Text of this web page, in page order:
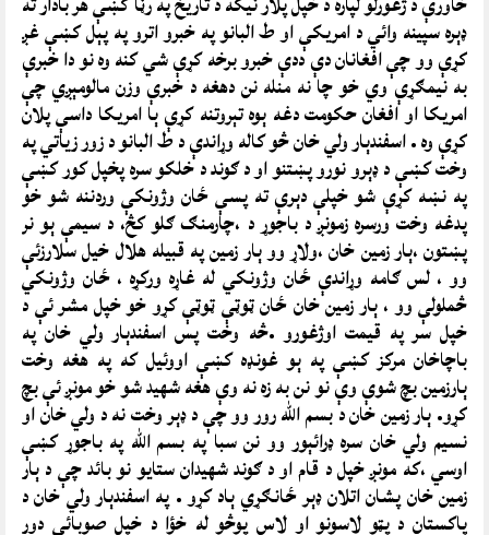
ډېره سپينه وائي د امريکې او ط البانو په خبرو اترو په پېل کښې غږ
کړې وو چې افغانان دې ددې خبرو برخه کړې شي کنه وه نو دا خبرې
به نيمګړې وي خو چا نه منله نن دهغه د خبرې وزن مالومېږي چې
امريکا او افغان حکومت دغه ېوه تېروتنه کړې ېا امريکا داسې پلان
کړې وه . اسفندېار ولي خان څو کاله وړاندې د ط البانو د زور زياتي په
وخت کښې د ډېرو نورو پښتنو او د ګوند د خلکو سره پخپل کور کښې
په نښه کړې شو خپلې دېرې ته پسې ځان وژونکې وردننه شو خو
پدغه وخت ورسره زمونږ د باجوړ د ،چارمنګ ګلو کڅ، د سيمې ېو نر
پښتون ،ېار زمين خان ،ولاړ وو ېار زمين په قبيله هلال خیل سلارزئې
وو ، لس ګامه وړاندې ځان وژونکي له غاړه ورکړه ، ځان وژونکي
څملولې وو ، ېار زمين خان ځان ټوټې ټوټې کړو خو خپل مشر ئې د
خپل سر په قيمت اوژغورو .څه وخت پس اسفندېار ولي خان په
باچاخان مرکز کښې په ېو غونډه کښې اووئيل که په هغه وخت
ېارزمين بچ شوې وې نو نن به زه نه وې هغه شهيد شو خو مونږ ئې بچ
کړو. ېار زمين خان د بسم الله رور وو چې د ډېر وخت نه د ولي خان او
نسيم ولي خان سره ډرائېور وو نن سبا په بسم الله په باجوړ کښې
اوسي ،که مونږ خپل د قام او د ګوند شهيدان ستايو نو بائد چې د ېار
زمين خان پشان اتلان ډېر ځانګړي ېاد کړو . په اسفندېار ولي خان د
پاکستان د پټو لاسونو او لاس پوڅو له خؤا د ‌خپل صوبائي دور